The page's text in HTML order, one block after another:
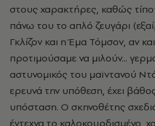
στους χαρακτήρες, καθώς
πάνω του το απλό ζευγάρι
Γκλίζον και η Έμα Τόμσον, αν
προτιμούσαμε να μιλούν...
αστυνομικός του μαϊντανού
ερευνά την υπόθεση, έχει
υπόσταση. Ο σκηνοθέτης
έντεχνα το καλοκουρδισμένο,